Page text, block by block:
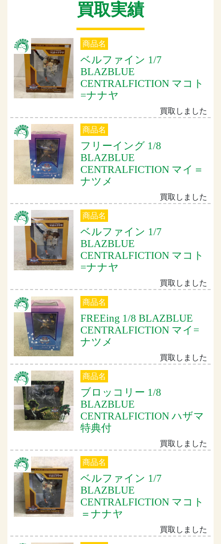
買取実績
商品名
ベルファイン 1/7
BLAZBLUE
CENTRALFICTION マコト
=ナナヤ
買取しました
商品名
フリーイング 1/8
BLAZBLUE
CENTRALFICTION マイ＝
ナツメ
買取しました
商品名
ベルファイン 1/7
BLAZBLUE
CENTRALFICTION マコト
=ナナヤ
買取しました
商品名
FREEing 1/8 BLAZBLUE
CENTRALFICTION マイ=
ナツメ
買取しました
商品名
ブロッコリー 1/8
BLAZBLUE
CENTRALFICTION ハザマ
特典付
買取しました
商品名
ベルファイン 1/7
BLAZBLUE
CENTRALFICTION マコト
＝ナナヤ
買取しました